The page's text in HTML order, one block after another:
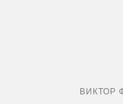
ВИКТОР